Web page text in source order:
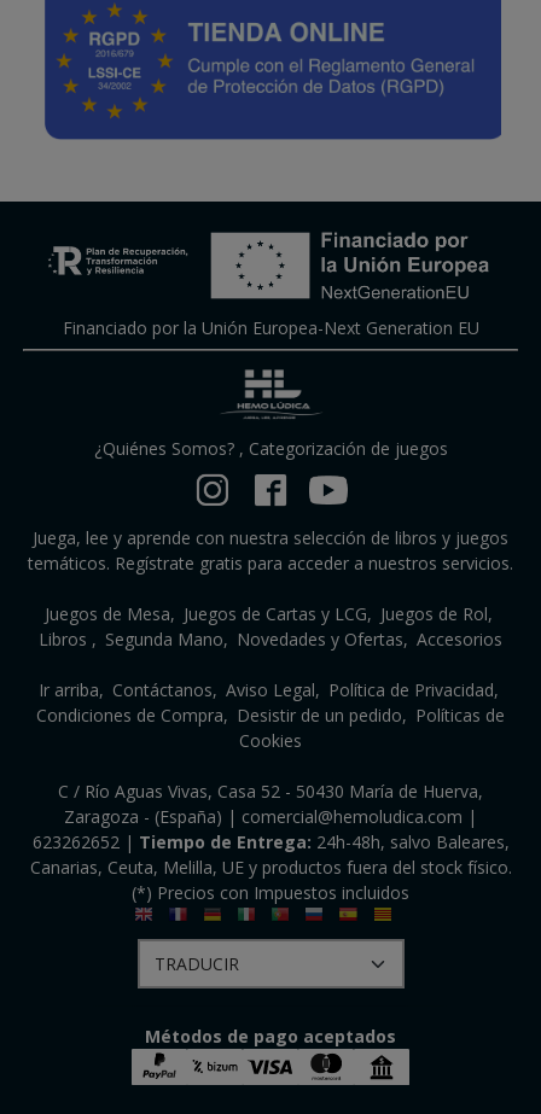
Financiado por la Unión Europea-Next Generation EU
¿Quiénes Somos?, Categorización de juegos
Juega, lee y aprende con nuestra selección de libros y juegos
temáticos. Regístrate gratis para acceder a nuestros servicios.
Juegos de Mesa Juegos de Cartas y LCG
Juegos de Rol
Libros
Segunda Mano Novedades y Ofertas Accesorios
Ir arriba Contáctanos Aviso Legal
Política de Privacidad
Condiciones de Compra
Desistir de un pedido
Políticas de
Cookies
C / Río Aguas Vivas, Casa 52 - 50430 María de Huerva,
Zaragoza - (España) | comercial@hemoludica.com |
623262652| Tiempo de Entrega: 24h-48h, salvo Baleares,
Canarias, Ceuta, Melilla, UE y productos fuera del stock físico.
(*) Precios con Impuestos incluidos
Métodos de pago aceptados